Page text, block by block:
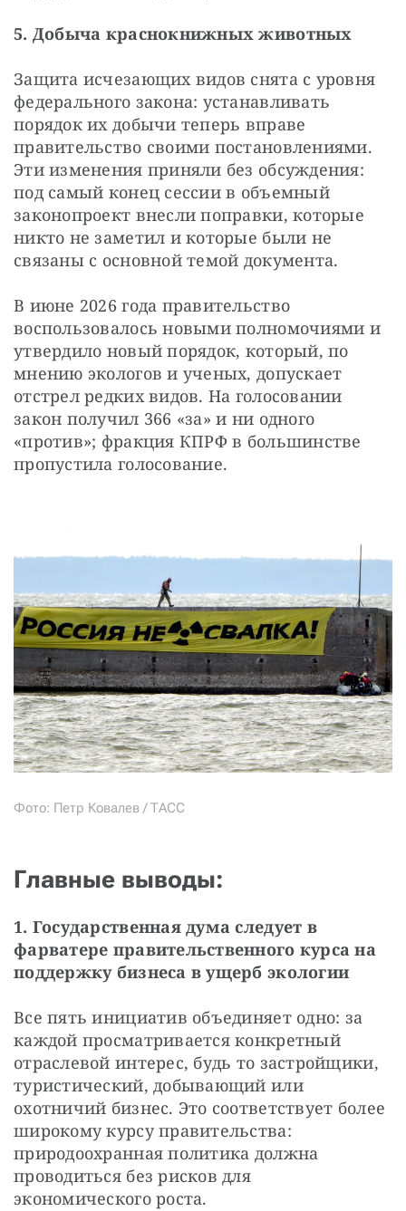
5. Добыча краснокнижных животных
Защита исчезающих видов снята с уровня
федерального закона: устанавливать
порядок их добычи теперь вправе
правительство своими постановлениями.
Эти изменения приняли без обсуждения:
под самый конец сессии в объемный
законопроект внесли поправки, которые
никто не заметил и которые были не
связаны с основной темой документа.
В июне 2026 года правительство
воспользовалось новыми полномочиями и
утвердило новый порядок, который, по
мнению экологов и ученых, допускает
отстрел редких видов. На голосовании
закон получил 366 «за» и ни одного
«против»; фракция КПРФ в большинстве
пропустила голосование.
Фото: Петр Ковалев / ТАСС
Главные выводы:
1. Государственная дума следует в
фарватере правительственного курса на
поддержку бизнеса в ущерб экологии
Все пять инициатив объединяет одно: за
каждой просматривается конкретный
отраслевой интерес, будь то застройщики,
туристический, добывающий или
охотничий бизнес. Это соответствует более
широкому курсу правительства:
природоохранная политика должна
проводиться без рисков для
экономического роста.